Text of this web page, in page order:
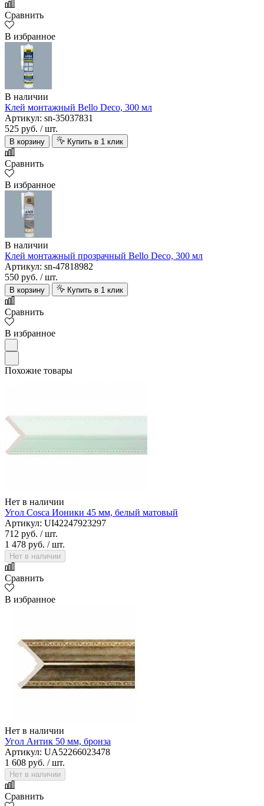
Сравнить
В избранное
В наличии
Клей монтажный Bello Deco, 300 мл
Артикул: sn-35037831
525 руб. / шт.
В корзину Купить в 1 клик
Сравнить
В избранное
В наличии
Клей монтажный прозрачный Bello Deco, 300 мл
Артикул: sn-47818982
550 руб. / шт.
В корзину Купить в 1 клик
Сравнить
В избранное
Похожие товары
Нет в наличии
Угол Cosca Ионики 45 мм, белый матовый
Артикул: UI42247923297
712 руб. / шт.
1 478 руб. / шт.
Нет в наличии
Сравнить
В избранное
Нет в наличии
Угол Антик 50 мм, бронза
Артикул: UA52266023478
1 608 руб. / шт.
Нет в наличии
Сравнить